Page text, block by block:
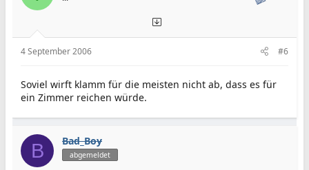
4 September 2006 #6
Soviel wirft klamm für die meisten nicht ab, dass es für
ein Zimmer reichen würde.
B Bad_Boy
abgemeldet